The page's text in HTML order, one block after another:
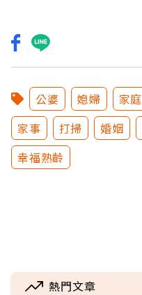
公婆 媳婦 家庭
家事
打掃 婚姻
幸福熟齡
熱門文章